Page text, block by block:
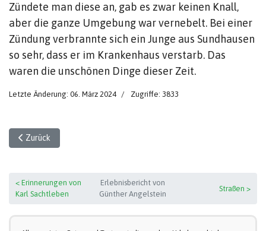
Zündete man diese an, gab es zwar keinen Knall,
aber die ganze Umgebung war vernebelt. Bei einer
Zündung verbrannte sich ein Junge aus Sundhausen
so sehr, dass er im Krankenhaus verstarb. Das
waren die unschönen Dinge dieser Zeit.
Letzte Änderung: 06. März 2024 Zugriffe: 3833
Vorheriger Beitrag: Erinnerungen von Karl Sachtleben
Zurück
< Erinnerungen von
Karl Sachtleben
Erlebnisbericht von
Günther Angelstein
Straßen >